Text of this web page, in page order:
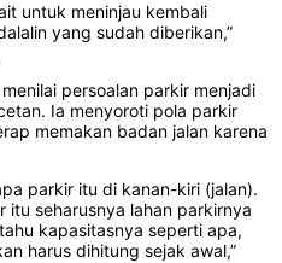
untuk meninjau kembali
yang sudah diberikan,”
persoalan parkir menjadi
Ia menyoroti pola parkir
memakan badan jalan karena
parkir itu di kanan-kiri (jalan).
itu seharusnya lahan parkirnya
kapasitasnya seperti apa,
harus dihitung sejak awal,”